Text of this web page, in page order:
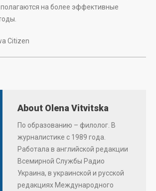
на более эффективные
Citizen
About Olena Vitvitska
По образованию – филолог. В
журналистике с 1989 года.
Работала в английской редакции
Всемирной Службы Радио
Украина, в украинской и русской
редакциях Международного